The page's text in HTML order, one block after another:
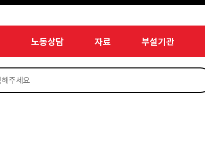
노동상담 자료 부설기관